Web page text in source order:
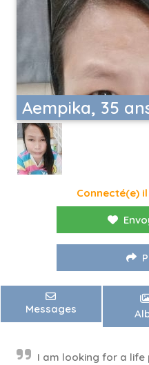
Aempika, 35
Connecté(e)
Messages
I am looking for a life